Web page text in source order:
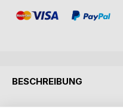
BESCHREIBUNG